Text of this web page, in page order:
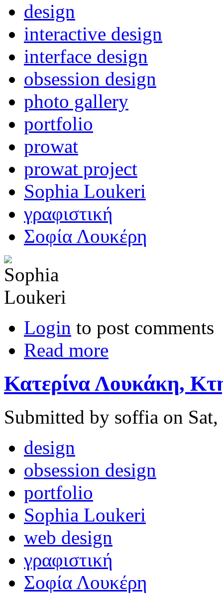
design
interactive design
interface design
obsession design
photo gallery
portfolio
prowat
prowat project
Sophia Loukeri
γραφιστική
Σοφία Λουκέρη
Login to post comments
Read more
Κατερίνα Λουκάκη,
Submitted by soffia on
design
obsession design
portfolio
Sophia Loukeri
web design
γραφιστική
Σοφία Λουκέρη